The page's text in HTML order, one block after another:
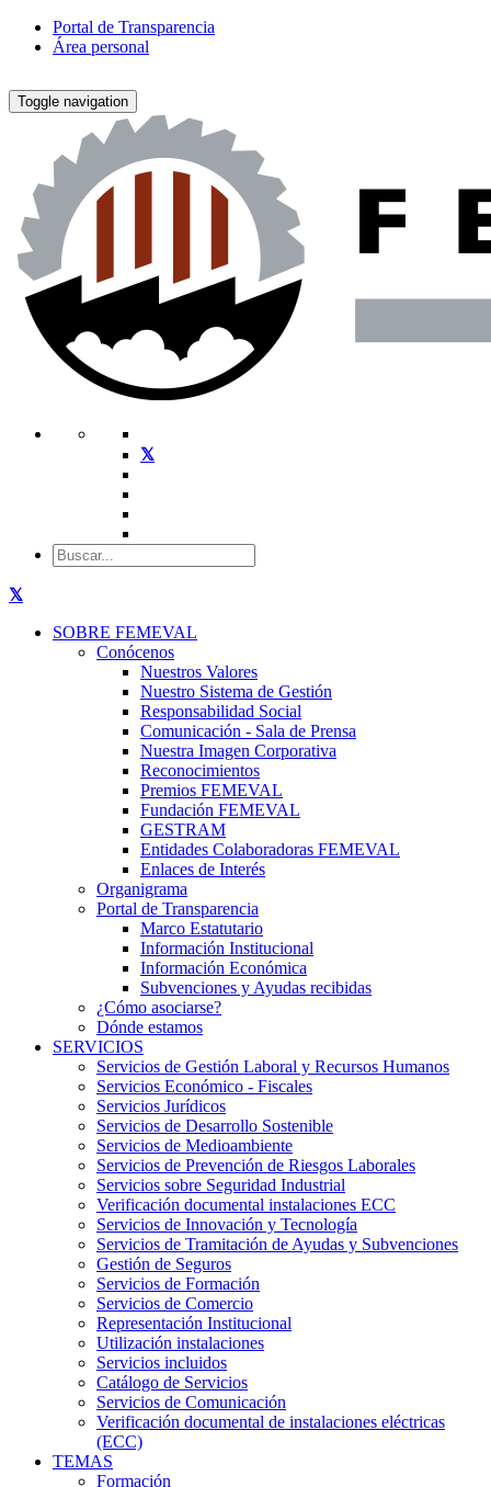
Portal de Transparencia
Área personal
Toggle navigation
SOBRE FEMEVAL
Conócenos
Nuestros Valores
Nuestro Sistema de Gestión
Responsabilidad Social
Comunicación - Sala de Prensa
Nuestra Imagen Corporativa
Reconocimientos
Premios FEMEVAL
Fundación FEMEVAL
GESTRAM
Entidades Colaboradoras FEMEVAL
Enlaces de Interés
Organigrama
Portal de Transparencia
Marco Estatutario
Información Institucional
Información Económica
Subvenciones y Ayudas recibidas
¿Cómo asociarse?
Dónde estamos
SERVICIOS
Servicios de Gestión Laboral y Recursos Humanos
Servicios Económico - Fiscales
Servicios Jurídicos
Servicios de Desarrollo Sostenible
Servicios de Medioambiente
Servicios de Prevención de Riesgos Laborales
Servicios sobre Seguridad Industrial
Verificación documental instalaciones ECC
Servicios de Innovación y Tecnología
Servicios de Tramitación de Ayudas y Subvenciones
Gestión de Seguros
Servicios de Formación
Servicios de Comercio
Representación Institucional
Utilización instalaciones
Servicios incluidos
Catálogo de Servicios
Servicios de Comunicación
Verificación documental de instalaciones eléctricas
(ECC)
TEMAS
Formación